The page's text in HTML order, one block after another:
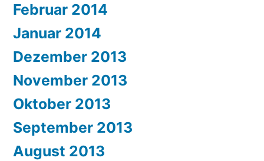
Februar 2014
Januar 2014
Dezember 2013
November 2013
Oktober 2013
September 2013
August 2013